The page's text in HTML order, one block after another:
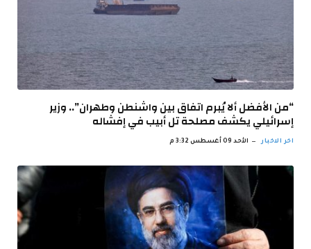
“من الأفضل ألا يُبرم اتفاق بين واشنطن وطهران”.. وزير
إسرائيلي يكشف مصلحة تل أبيب في إفشاله
اخر الاخبار الأحد 09 أغسطس 3:32 م